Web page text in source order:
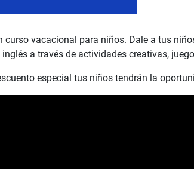
curso vacacional para niños. Dale a tus
inglés a través de actividades creativas,
especial tus niños tendrán la